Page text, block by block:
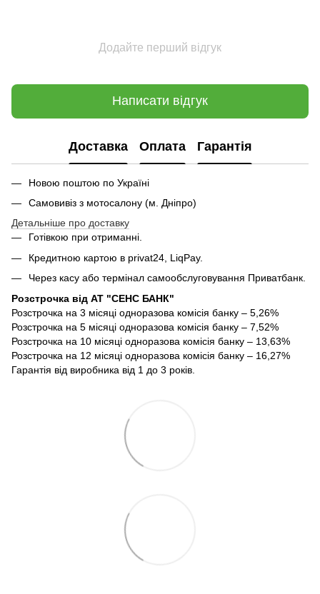
Додайте перший відгук
Написати відгук
Доставка Оплата Гарантія
Новою поштою по Україні
Самовивіз з мотосалону (м. Дніпро)
Детальніше про доставку
Готівкою при отриманні.
Кредитною картою в privat24, LiqPay.
Через касу або термінал самообслуговування Приватбанк.
Розстрочка від АТ "СЕНС БАНК"
Розстрочка на 3 місяці одноразова комісія банку – 5,26%
Розстрочка на 5 місяці одноразова комісія банку – 7,52%
Розстрочка на 10 місяці одноразова комісія банку – 13,63%
Розстрочка на 12 місяці одноразова комісія банку – 16,27%
Гарантія від виробника від 1 до 3 років.